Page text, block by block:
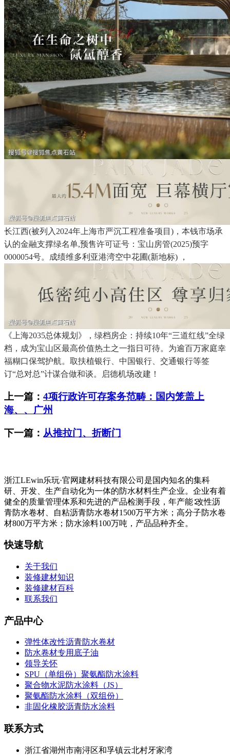
长江西(被列入2024年上海市严沉工程准备项目)，本钱市场承
认的金融支撑绿名单,预售许可证号：宝山房管(2025)预字
0000054号。成绩维多利亚港湾空中花圃(新地标) ，
《上海2035总体规划》，绿档房企：持续10年“三道红线”全绿
档，成为宝山区最高价值热土之一指日可待。为逾百万家庭幸
福糊口保驾护航。取扶植银行、中国银行、交通银行等签
订“总对总”计谋合做和谈。启德机场改建！
上一篇： 4项行政许可存案务范畴：国内笼盖上
海、、广州
下一篇： 从推拉门、折断门
浙江LEwin乐玩·官网建材科技有限公司是国内知名的集科
研、开发、生产自动化为一体的防水材料生产企业。企业有着
健全的质量管理体系和先进的产品检测手段，年产能∶改性沥
青防水卷材、自粘沥青防水卷材1500万平方米；高分子防水卷
材800万平方米；防水涂料100万吨，产品品种齐全。
快速导航
关于我们
装修建材知识
装修建材百科
联系我们
产品中心
弹性体改性沥青防水卷材
防水卷材专用底子油
领导关怀
SPU（单组份）聚氨酯防水涂料
聚合物水泥防水涂料（JS）
聚氨酯防水涂料（双组份）
非固化橡胶沥青防水涂料
联系方式
浙江省湖州市南浔区和孚镇云北村牙家湾